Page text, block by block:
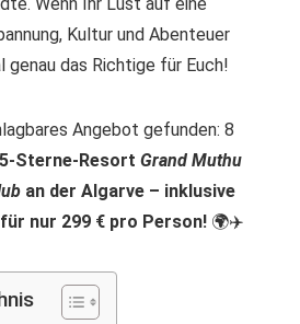
Kultur und Abenteuer
genau das Richtige für Euch!
Angebot gefunden: 8
5-Sterne-Resort Grand Muthu
an der Algarve – inklusive
nur 299 € pro Person! 🌍✈️